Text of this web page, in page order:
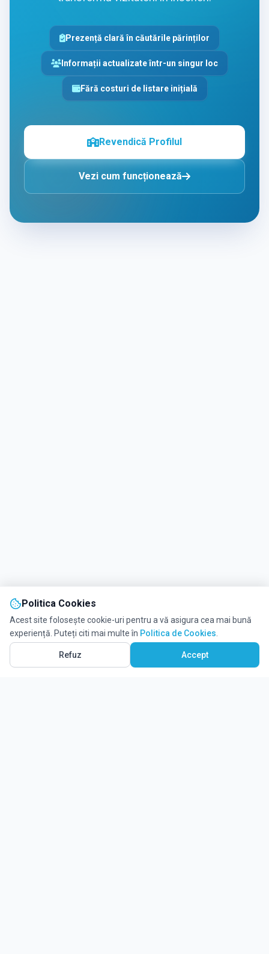
Prezență clară în căutările părinților
Informații actualizate într-un singur loc
Fără costuri de listare inițială
Revendică Profilul
Vezi cum funcționează
Politica Cookies
Acest site folosește cookie-uri pentru a vă asigura cea mai bună
experiență. Puteți citi mai multe în Politica de Cookies
Refuz Accept